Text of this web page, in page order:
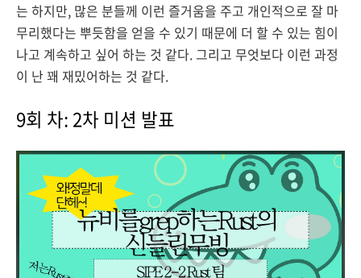
는 하지만, 많은 분들께 이런 즐거움을 주고 개인적으로 잘 마
무리했다는 뿌듯함을 얻을 수 있기 때문에 더 할 수 있는 힘이
나고 계속하고 싶어 하는 것 같다. 그리고 무엇보다 이런 과정
이 난 꽤 재밌어하는 것 같다.
9회 차: 2차 미션 발표